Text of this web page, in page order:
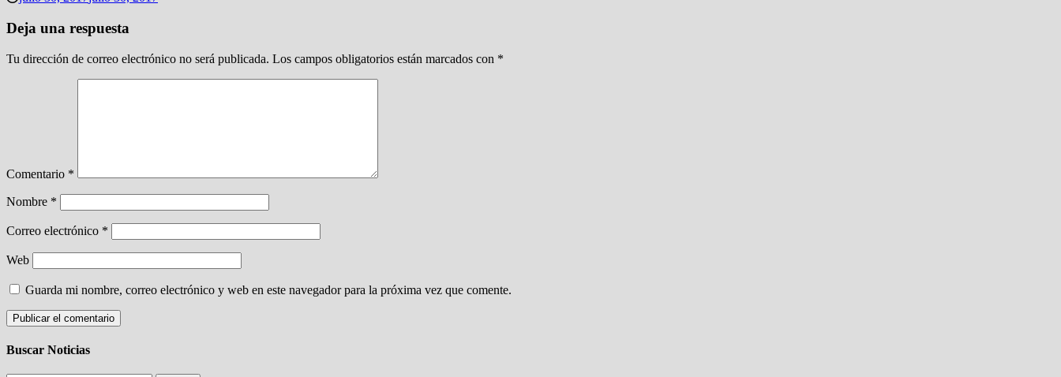
Deja una respuesta
Tu dirección de correo electrónico no será publicada. Los campos obligatorios están marcados con *
Comentario *
Nombre *
Correo electrónico *
Web
Guarda mi nombre, correo electrónico y web en este navegador para la próxima vez que comente.
Buscar Noticias